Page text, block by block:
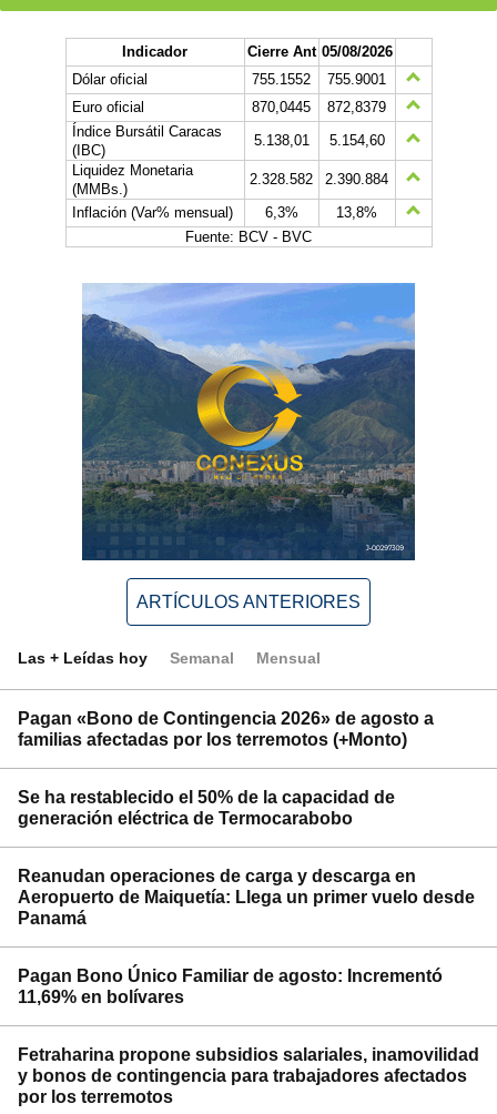
Indicador Cierre Ant 05/08/2026
Dólar oficial
755.1552
755.9001
Euro oficial
870,0445
872,8379
Índice Bursátil Caracas
(IBC)
5.138,01
5.154,60
Liquidez Monetaria
(MMBs.)
2.328.582
2.390.884
Inflación (Var% mensual)
6,3%
13,8%
Fuente: BCV - BVC
ARTÍCULOS ANTERIORES
Las + Leídas hoy Semanal Mensual
Pagan «Bono de Contingencia 2026» de agosto a
familias afectadas por los terremotos (+Monto)
Se ha restablecido el 50% de la capacidad de
generación eléctrica de Termocarabobo
Reanudan operaciones de carga y descarga en
Aeropuerto de Maiquetía: Llega un primer vuelo desde
Panamá
Pagan Bono Único Familiar de agosto: Incrementó
11,69% en bolívares
Fetraharina propone subsidios salariales, inamovilidad
y bonos de contingencia para trabajadores afectados
por los terremotos